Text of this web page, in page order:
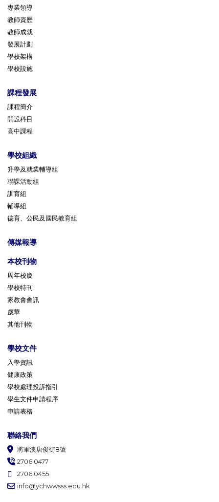
專業領導
教師資歷
教師成就
發展計劃
學校架構
學校設施
課程發展
課程簡介
開設科目
高中課程
學校組織
升學及就業輔導組
聯課活動組
訓育組
輔導組
德育、公民及國民教育組
傳媒報導
本校刊物
周年校慶
學校特刊
家教會會訊
歲華
其他刊物
學校文件
入學資訊
健康政策
學校處理投訴指引
學生文件申請程序
申請表格
聯絡我們
將軍澳唐俊街8號
2706 0477
2706 0455
info@ychwwsss.edu.hk